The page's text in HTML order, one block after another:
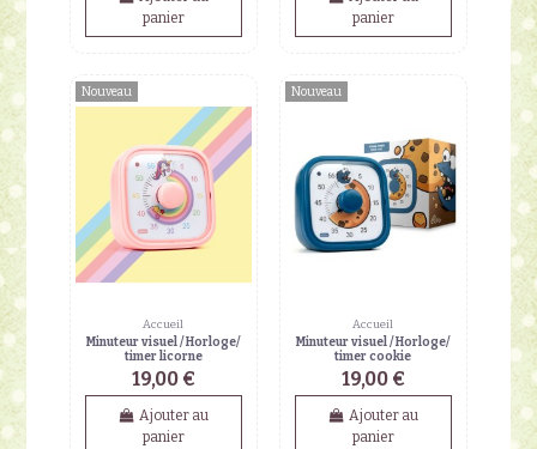
panier
panier
Nouveau
Accueil
Minuteur visuel / Horloge/
timer licorne
19,00 €
Ajouter au
panier
Nouveau
Accueil
Minuteur visuel / Horloge/
timer cookie
19,00 €
Ajouter au
panier